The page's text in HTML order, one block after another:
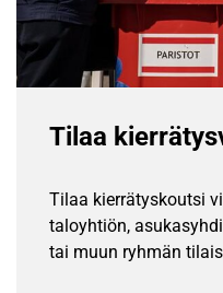
Tilaa
Tilaa kierrätyskoutsi
taloyhtiön,
tai muun ryhmän